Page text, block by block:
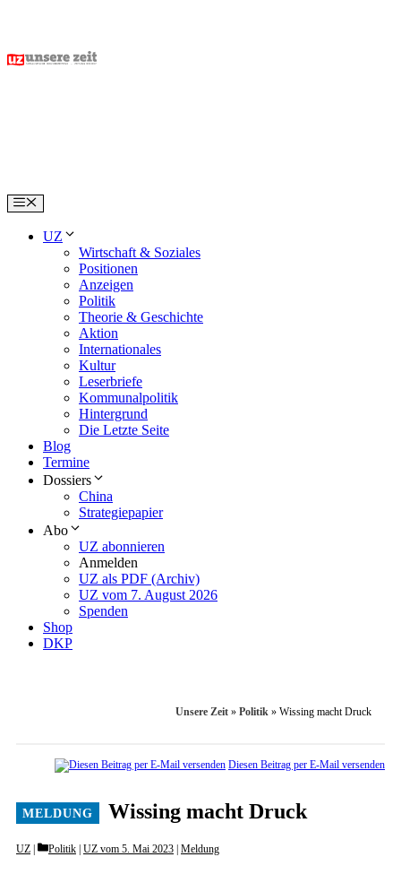
content
Menu
UZ
Wirtschaft & Soziales
Positionen
Anzeigen
Politik
Theorie & Geschichte
Aktion
Internationales
Kultur
Leserbriefe
Kommunalpolitik
Hintergrund
Die Letzte Seite
Blog
Termine
Dossiers
China
Strategiepapier
Abo
UZ abonnieren
Anmelden
UZ als PDF (Archiv)
UZ vom 7. August 2026
Spenden
Shop
DKP
Unsere Zeit » Politik » Wissing macht Druck
Diesen Beitrag per E-Mail versenden
Wissing macht Druck
UZ Categories
Politik UZ vom 5. Mai 2023 Meldung